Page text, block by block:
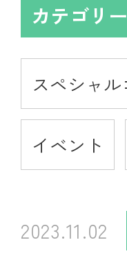
2023.11.02
カテゴリー
スペシャ
イベント